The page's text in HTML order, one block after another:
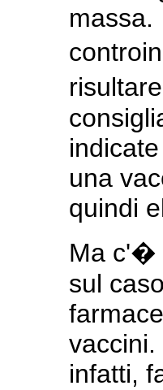
massa.
una
quindi
Ma c'�
sul
infatti,